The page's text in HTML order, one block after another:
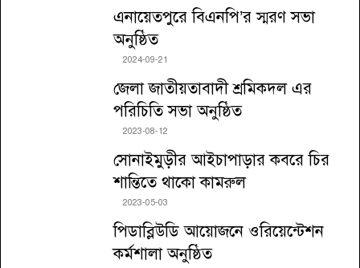
এনায়েতপুরে বিএনপি’র স্মরণ সভা
অনুষ্ঠিত
2024-09-21
জেলা জাতীয়তাবাদী শ্রমিকদল এর
পরিচিতি সভা অনুষ্ঠিত
2023-08-12
সোনাইমুড়ীর আইচাপাড়ার কবরে চির
শান্তিতে থাকো কামরুল
2023-05-03
পিডাব্লিউডি আয়োজনে ওরিয়েন্টেশন
কর্মশালা অনুষ্ঠিত